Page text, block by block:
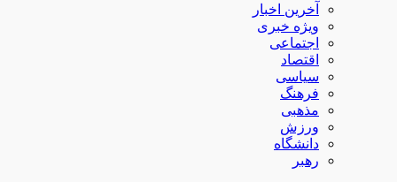
آخرین اخبار
ویژه خبری
اجتماعی
اقتصاد
سیاسی
فرهنگ
مذهبی
ورزش
دانشگاه
رهبر